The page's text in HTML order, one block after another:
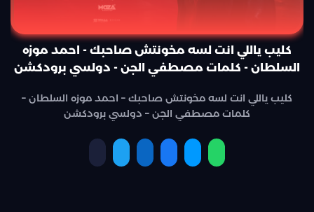
كليب ياللي انت لسه مخونتش صاحبك - احمد موزه
السلطان - كلمات مصطفي الجن - دولسي برودكشن
كليب ياللي انت لسه مخونتش صاحبك – احمد موزه السلطان –
كلمات مصطفي الجن – دولسي برودكشن